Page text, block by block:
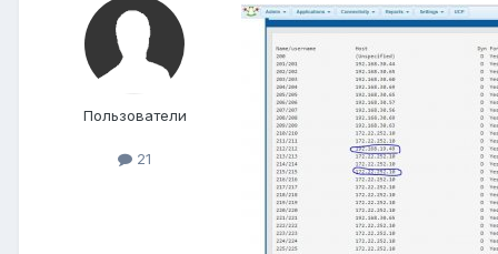
Пользователи
21